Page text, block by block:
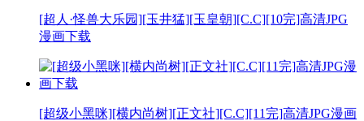
[超人·怪兽大乐园][玉井猛][玉皇朝][C.C][10完]高清JPG
漫画下载
[超级小黑咪][横内尚树][正文社][C.C][11完]高清JPG漫画